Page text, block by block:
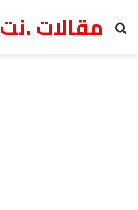
مقالات .نت
بحث عن